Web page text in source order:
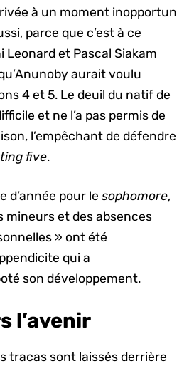
à un moment inopportun
parce que c’est à ce
Leonard et Pascal Siakam
aurait voulu
4 et 5. Le deuil du natif de
et ne l’a pas permis de
l’empêchant de défendre
five.
d’année pour lesophomore,
mineurs et des absences
» ont été
qui a
son développement.
l’avenir
tracas sont laissés derrière